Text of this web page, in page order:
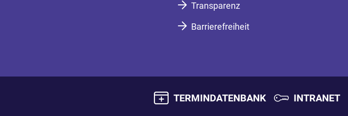
Transparenz
Barrierefreiheit
TERMINDATENBANK INTRANET